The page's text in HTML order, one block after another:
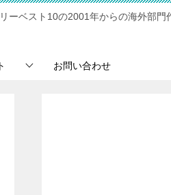
ーベスト10の2001年からの海外部門
お問い合わせ